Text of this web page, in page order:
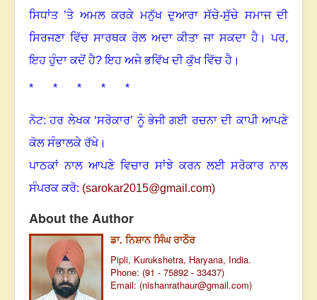
ਸਿਧਾਂਤ ’ਤੇ ਅਮਲ ਕਰਕੇ ਮਨੁੱਖ ਦੁਆਰਾ ਸੱਚੇ-ਸੁੱਚੇ ਸਮਾਜ ਦੀ
ਸਿਰਜਣਾ ਵਿੱਚ ਸਾਰਥਕ ਰੋਲ ਅਦਾ ਕੀਤਾ ਜਾ ਸਕਦਾ ਹੈ ।ਪਰ,
ਇਹ ਹੁੰਦਾ ਕਦੋਂ ਹੈ?ਇਹ ਅਜੇ ਭਵਿੱਖ ਦੀ ਕੁੱਖ ਵਿੱਚ ਹੈ ।
* * * * *
ਨੋਟ: ਹਰ ਲੇਖਕ ‘ਸਰੋਕਾਰ’ ਨੂੰ ਭੇਜੀ ਗਈ ਰਚਨਾ ਦੀ ਕਾਪੀ ਆਪਣੇ
ਕੋਲ ਸੰਭਾਲਕੇ ਰੱਖੇ।
ਪਾਠਕਾਂ ਨਾਲ ਆਪਣੇ ਵਿਚਾਰ ਸਾਂਝੇ ਕਰਨ ਲਈ ਸਰੋਕਾਰ ਨਾਲ
ਸੰਪਰਕ ਕਰੋ: (sarokar2015@gmail.com)
About the Author
ਡਾ. ਨਿਸ਼ਾਨ ਸਿੰਘ ਰਾਠੌਰ
Pipli, Kurukshetra, Haryana, India.
Phone: (91 - 75892 - 33437)
Email: (nishanrathaur@gmail.com)